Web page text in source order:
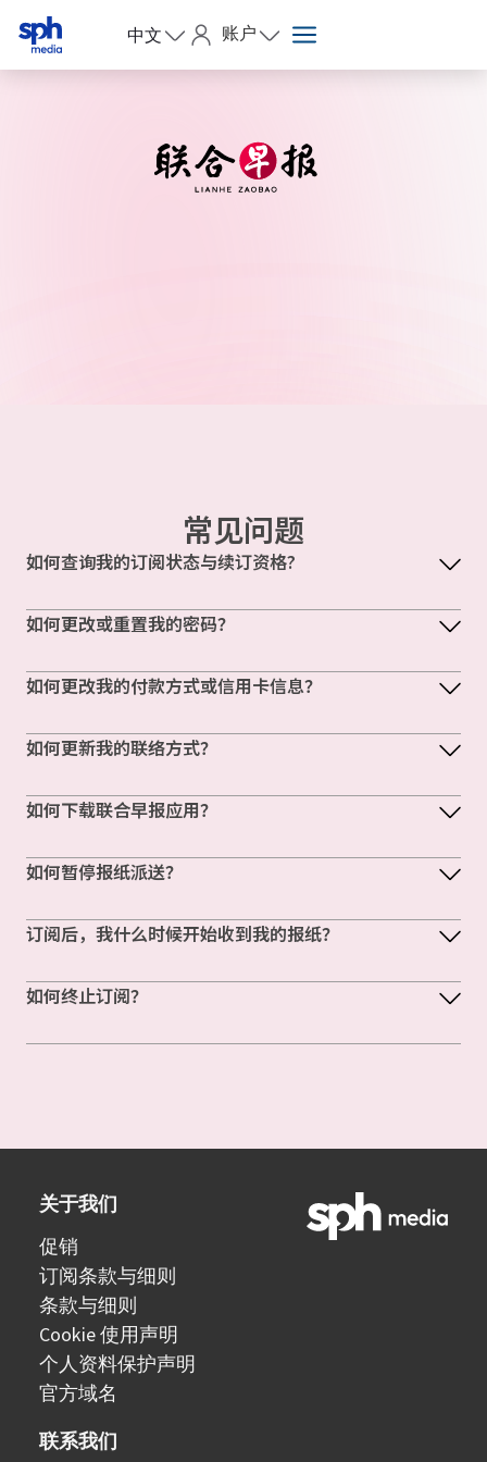
中文 账户
常见问题
如何查询我的订阅状态与续订资格?
如何更改或重置我的密码？
如何更改我的付款方式或信用卡信息？
如何更新我的联络方式？
如何下载联合早报应用？
如何暂停报纸派送？
订阅后，我什么时候开始收到我的报纸？
如何终止订阅？
关于我们
促销
订阅条款与细则
条款与细则
Cookie 使用声明
个人资料保护声明
官方域名
联系我们